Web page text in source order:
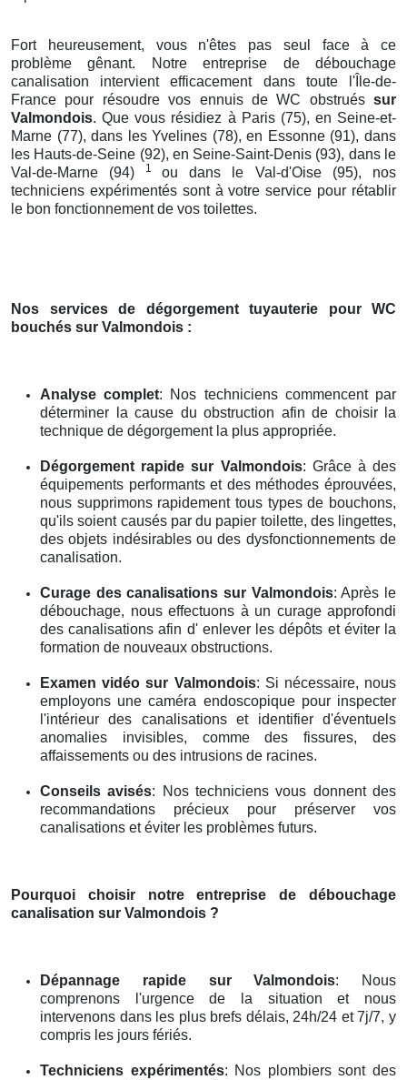
Fort heureusement, vous n'êtes pas seul face à ce
problème gênant. Notre entreprise de débouchage
canalisation intervient efficacement dans toute l'Île-de-
France pour résoudre vos ennuis de WC obstrués sur
Valmondois. Que vous résidiez à Paris (75), en Seine-et-
Marne (77), dans les Yvelines (78), en Essonne (91), dans
les Hauts-de-Seine (92), en Seine-Saint-Denis (93), dans le
Val-de-Marne (94) 1 ou dans le Val-d'Oise (95), nos
techniciens expérimentés sont à votre service pour rétablir
le bon fonctionnement de vos toilettes.
Nos services de dégorgement tuyauterie pour WC
bouchés sur Valmondois :
Analyse complet: Nos techniciens commencent par
déterminer la cause du obstruction afin de choisir la
technique de dégorgement la plus appropriée.
Dégorgement rapidesur Valmondois: Grâce à des
équipements performants et des méthodes éprouvées,
nous supprimons rapidement tous types de bouchons,
qu'ils soient causés par du papier toilette, des lingettes,
des objets indésirables ou des dysfonctionnements de
canalisation.
Curage des canalisations sur Valmondois: Après le
débouchage, nous effectuons à un curage approfondi
des canalisations afin d' enlever les dépôts et éviter la
formation de nouveaux obstructions.
Examen vidéosur Valmondois: Si nécessaire, nous
employons une caméra endoscopique pour inspecter
l'intérieur des canalisations et identifier d'éventuels
anomalies invisibles, comme des fissures, des
affaissements ou des intrusions de racines.
Conseils avisés: Nos techniciens vous donnent des
recommandations précieux pour préserver vos
canalisations et éviter les problèmes futurs.
Pourquoi choisir notre entreprise de débouchage
canalisation sur Valmondois ?
Dépannage rapide sur Valmondois: Nous
comprenons l'urgence de la situation et nous
intervenons dans les plus brefs délais, 24h/24 et 7j/7, y
compris les jours fériés.
Techniciens expérimentés: Nos plombiers sont des